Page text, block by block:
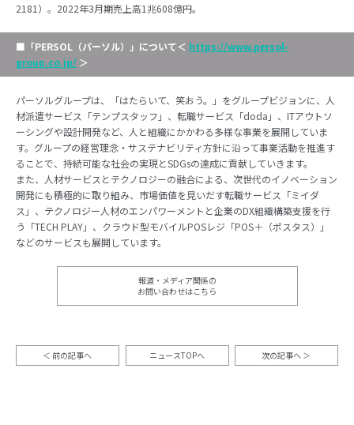
2181）。2022年3月期売上高1兆608億円。
■「PERSOL（パーソル）」について＜ https://www.persol-
group.co.jp/ ＞
パーソルグループは、「はたらいて、笑おう。」をグループビジョンに、人
材派遣サービス「テンプスタッフ」、転職サービス「doda」、ITアウトソ
ーシングや設計開発など、人と組織にかかわる多様な事業を展開していま
す。グループの経営理念・サステナビリティ方針に沿って事業活動を推進す
ることで、持続可能な社会の実現とSDGsの達成に貢献していきます。
また、人材サービスとテクノロジーの融合による、次世代のイノベーション
開発にも積極的に取り組み、市場価値を見いだす転職サービス「ミイダ
ス」、テクノロジー人材のエンパワーメントと企業のDX組織構築支援を行
う「TECH PLAY」、クラウド型モバイルPOSレジ「POS＋（ポスタス）」
などのサービスも展開しています。
報道・メディア関係の
お問い合わせはこちら
前の記事へ ニュースTOPへ 次の記事へ